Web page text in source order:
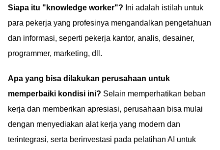
Siapa itu "knowledge worker"? Ini adalah istilah untuk
para pekerja yang profesinya mengandalkan pengetahuan
dan informasi, seperti pekerja kantor, analis, desainer,
programmer, marketing, dll.
Apa yang bisa dilakukan perusahaan untuk
memperbaiki kondisi ini? Selain memperhatikan beban
kerja dan memberikan apresiasi, perusahaan bisa mulai
dengan menyediakan alat kerja yang modern dan
terintegrasi, serta berinvestasi pada pelatihan AI untuk